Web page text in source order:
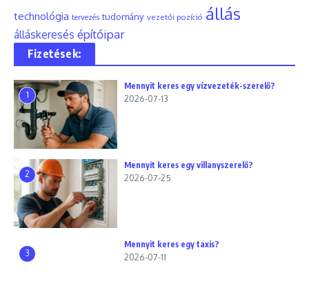
technológia tervezés tudomány vezetői pozíció állás
álláskeresés építőipar
Fizetések:
1
Mennyit keres egy vízvezeték-szerelő?
2026-07-13
2
Mennyit keres egy villanyszerelő?
2026-07-25
3
Mennyit keres egy taxis?
2026-07-11